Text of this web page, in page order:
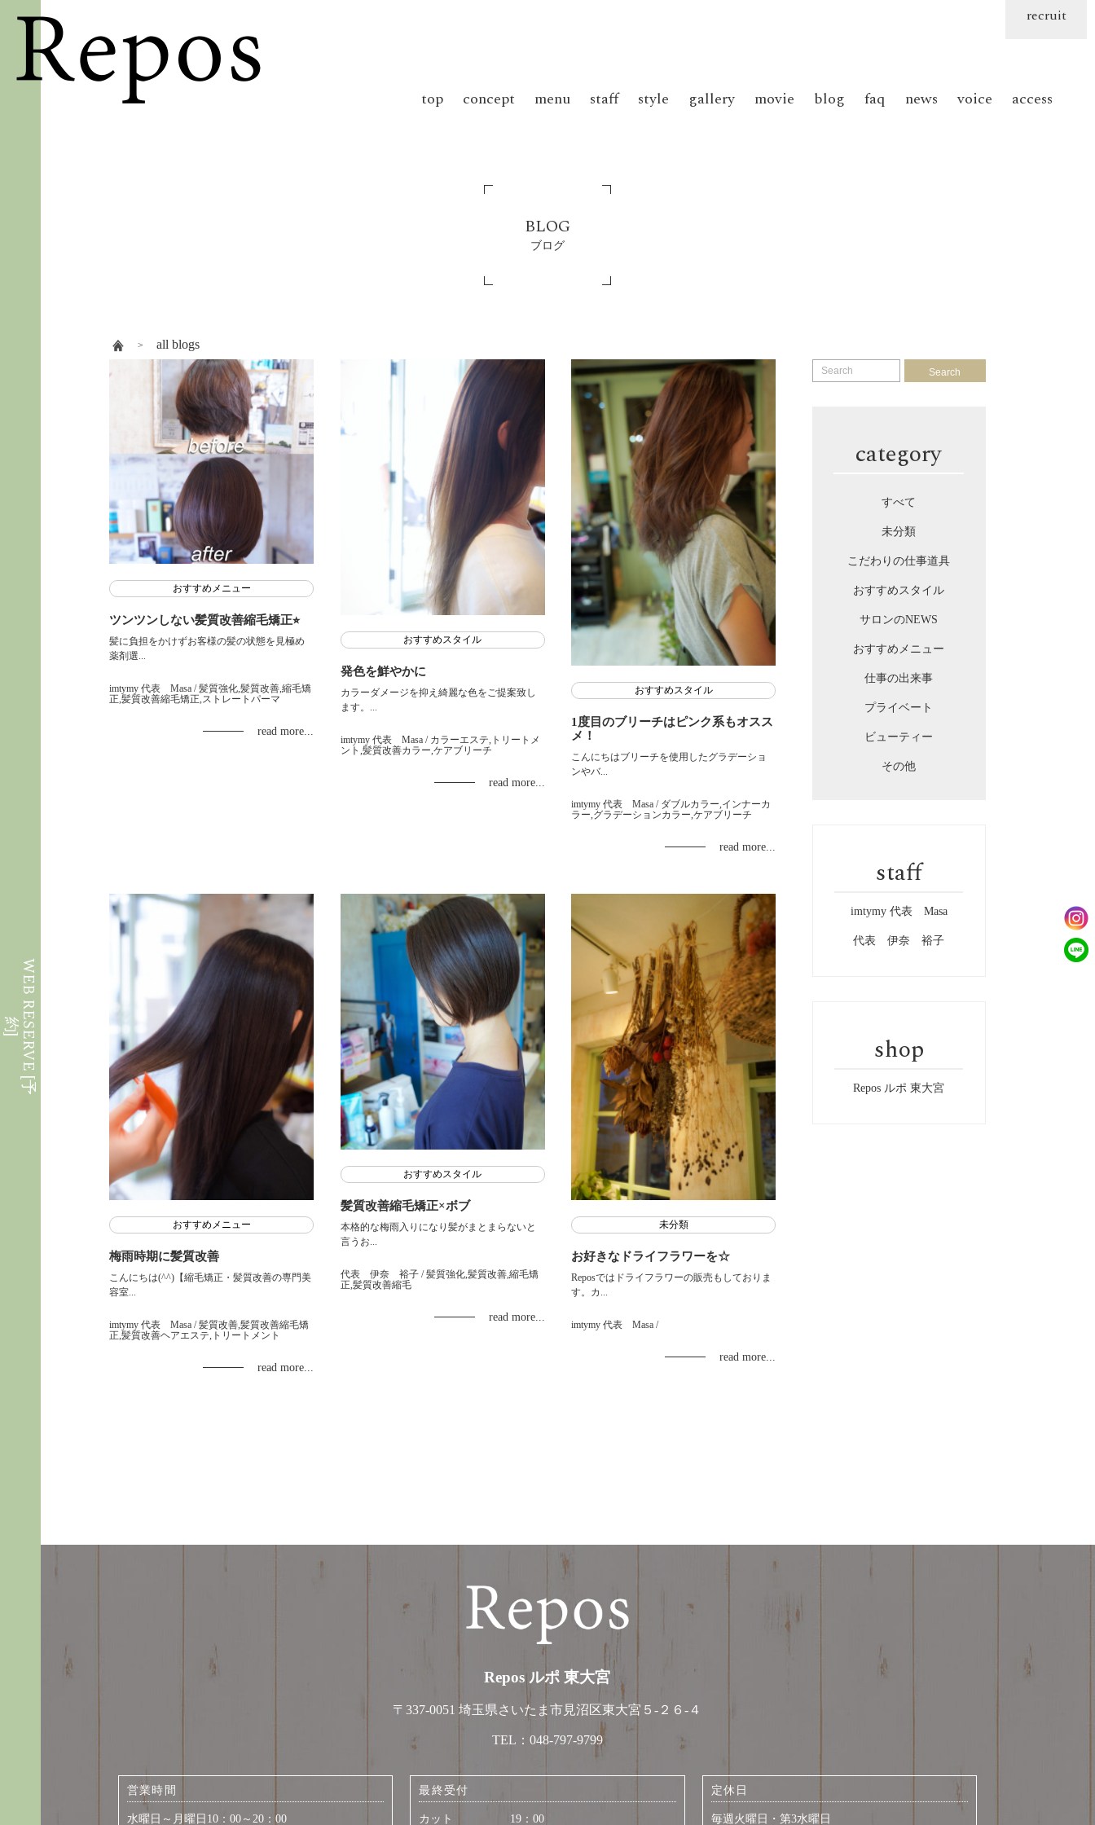
W
E
B
R
E
S
E
R
V
E
[
予
約
]
top concept menu staff style gallery movie blog faq news voice access
recruit
BLOG
ブログ
all blogs
おすすめメニュー
ツンツンしない髪質改善縮毛矯正⭐︎
髪に負担をかけずお客様の髪の状態を見極め
薬剤選...
imtymy 代表 Masa / 髪質強化,髪質改善,縮毛矯
正,髪質改善縮毛矯正,ストレートパーマ
read more...
おすすめスタイル
発色を鮮やかに
カラーダメージを抑え綺麗な色をご提案致し
ます。...
imtymy 代表 Masa/ カラーエステ,トリートメ
ント,髪質改善カラー,ケアブリーチ
read more...
おすすめスタイル
1度目のブリーチはピンク系もオスス
メ！
こんにちはブリーチを使用したグラデーショ
ンやバ...
imtymy 代表 Masa / ダブルカラー,インナーカ
ラー,グラデーションカラー,ケアブリーチ
read more...
おすすめメニュー
梅雨時期に髪質改善
こんにちは(^^)【縮毛矯正・髪質改善の専門美
容室...
imtymy 代表 Masa / 髪質改善,髪質改善縮毛矯
正,髪質改善ヘアエステ,トリートメント
read more...
おすすめスタイル
髪質改善縮毛矯正×ボブ
本格的な梅雨入りになり髪がまとまらないと
言うお...
代表 伊奈 裕子/ 髪質強化,髪質改善,縮毛矯
正,髪質改善縮毛
read more...
未分類
お好きなドライフラワーを☆
Reposではドライフラワーの販売もしておりま
す。カ...
imtymy 代表 Masa /
read more...
Search
category
すべて
未分類
こだわりの仕事道具
おすすめスタイル
サロンのNEWS
おすすめメニュー
仕事の出来事
プライベート
ビューティー
その他
staff
imtymy 代表 Masa
代表 伊奈 裕子
shop
Repos ルポ 東大宮
Repos ルポ 東大宮
〒337-0051埼玉県さいたま市見沼区東大宮５-２６-４
TEL： 048-797-9799
営業時間
水曜日～月曜日10：00～20：00
最終受付
カット 19：00
定休日
毎週火曜日・第3水曜日